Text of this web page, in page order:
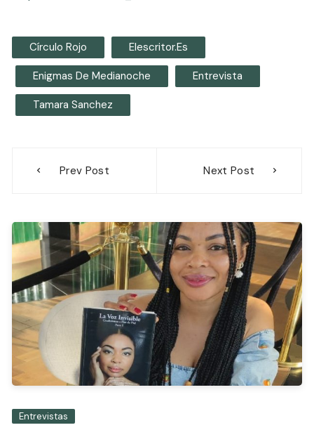
Círculo Rojo Elescritor.es
Enigmas De Medianoche Entrevista
Tamara Sanchez
Prev Post Next Post
Entrevistas